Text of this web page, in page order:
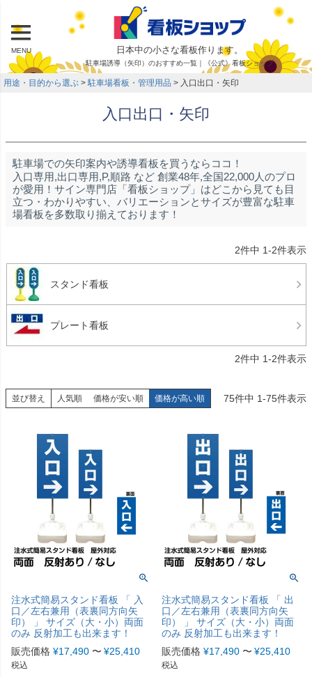
MENU 日本中の小さな看板作ります。
駐車場誘導（矢印）のおすすめ一覧｜《公式》看板ショップ
用途・目的から選ぶ 駐車場看板・管理用品 入口出口・矢印
入口出口・矢印
駐車場での矢印案内や誘導看板を買うならココ！
入口専用,出口専用,P,順路 など 創業48年,全国22,000人のプロ
が愛用！サイン専門店「看板ショップ」はどこから見ても目
立つ・わかりやすい、バリエーションとサイズが豊富な駐車
場看板を多数取り揃えております！
2件中 1-2件表示
スタンド看板
プレート看板
2件中 1-2件表示
並び替え 人気順 価格が安い順 価格が高い順 75件中 1-75件表示
注水式簡易スタンド看板 「 入
口／左右兼用（表裏同方向矢
印） 」 サイズ（大・小）両面
のみ 反射加工も出来ます！
販売価格 ¥17,490 〜 ¥25,410
税込
注水式簡易スタンド看板 「 出
口／左右兼用（表裏同方向矢
印） 」 サイズ（大・小）両面
のみ 反射加工も出来ます！
販売価格 ¥17,490 〜 ¥25,410
税込